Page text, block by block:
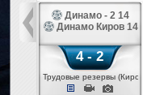
Динамо - 2 14
Динамо Киров 14
4 - 2
Трудовые резервы (Киров)